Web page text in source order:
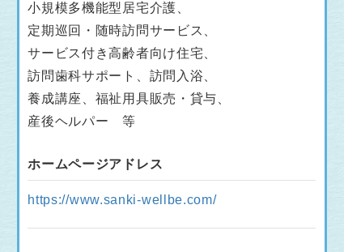
小規模多機能型居宅介護、
定期巡回・随時訪問サービス、
サービス付き高齢者向け住宅、
訪問歯科サポート、訪問入浴、
養成講座、福祉用具販売・貸与、
産後ヘルパー 等
ホームページアドレス
https://www.sanki-wellbe.com/